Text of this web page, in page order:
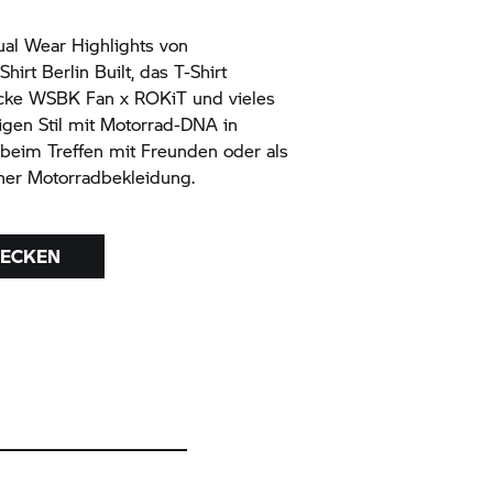
Wear Highlights von
Berlin Built, das T-Shirt
WSBK Fan x ROKiT und vieles
Stil mit Motorrad-DNA in
Treffen mit Freunden oder als
Motorradbekleidung.